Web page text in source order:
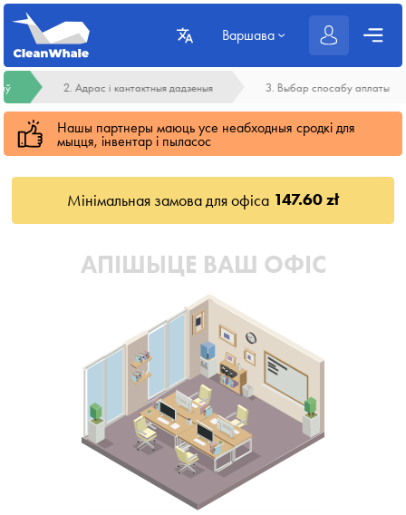
Варшава
2. Адрас і кантактныя дадзеныя 3. Выбар спосабу аплаты
Нашы партнеры маюць усе неабходныя сродкі для
мыцця, інвентар і пыласос
Мінімальная замова для офіса 147.60 zł
АПІШЫЦЕ ВАШ ОФІС